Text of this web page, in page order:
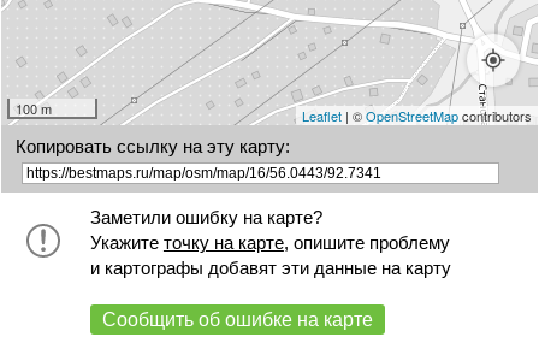
100 m Leaflet| ©OpenStreetMapcontributors
Копировать ссылку на эту карту:
Заметили ошибку на карте?
Укажите точку на карте, опишите проблему
и картографы добавят эти данные на карту
Сообщить об ошибке на карте